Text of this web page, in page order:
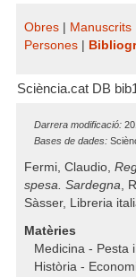
Obres Manuscrits
Persones
Sciència.cat DB
Darrera modificació:
Bases de dades:
Fermi, Claudio,
spesa. Sardegna,
Sàsser, Libreria
Matèries
Medicina - Pesta
Història -